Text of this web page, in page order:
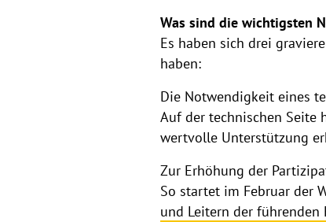
Was sind die wichtigsten
Es haben sich drei
haben:
Die Notwendigkeit eines
Auf der technischen Seite
wertvolle Unterstützung
Zur Erhöhung der
So startet im Februar der
und Leitern der führenden